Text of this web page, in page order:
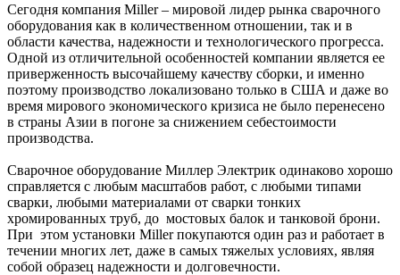
Сегодня компания Miller – мировой лидер рынка сварочного
оборудования как в количественном отношении, так и в
области качества, надежности и технологического прогресса.
Одной из отличительной особенностей компании является ее
приверженность высочайшему качеству сборки, и именно
поэтому производство локализовано только в США и даже во
время мирового экономического кризиса не было перенесено
в страны Азии в погоне за снижением себестоимости
производства.
Сварочное оборудование Миллер Электрик одинаково хорошо
справляется с любым масштабов работ, с любыми типами
сварки, любыми материалами от сварки тонких
хромированных труб, до мостовых балок и танковой брони.
При этом установки Miller покупаются один раз и работает в
течении многих лет, даже в самых тяжелых условиях, являя
собой образец надежности и долговечности.